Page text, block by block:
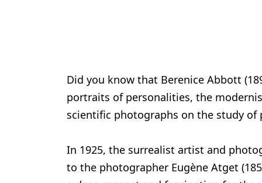
Did you know that Berenice Abbott
portraits of personalities, the
scientific photographs on the study of
In 1925, the surrealist artist and
to the photographer Eugène Atget